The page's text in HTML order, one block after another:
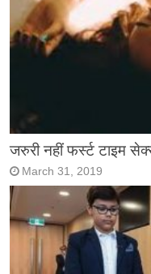
जरुरी नहीं फर्स्ट टाइम
March 31, 2019